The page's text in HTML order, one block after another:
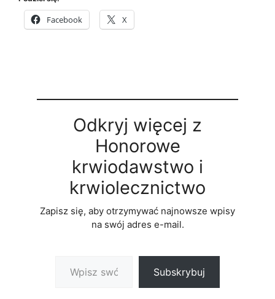
Facebook X
Odkryj więcej z
Honorowe
krwiodawstwo i
krwiolecznictwo
Zapisz się, aby otrzymywać najnowsze wpisy
na swój adres e-mail.
Subskrybuj